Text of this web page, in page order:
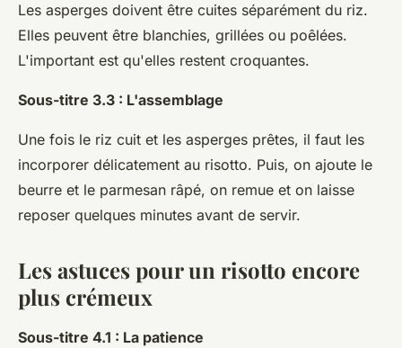
Les asperges doivent être cuites séparément du riz.
Elles peuvent être blanchies, grillées ou poêlées.
L'important est qu'elles restent croquantes.
Sous-titre 3.3 : L'assemblage
Une fois le riz cuit et les asperges prêtes, il faut les
incorporer délicatement au risotto. Puis, on ajoute le
beurre et le parmesan râpé, on remue et on laisse
reposer quelques minutes avant de servir.
Les astuces pour un risotto encore
plus crémeux
Sous-titre 4.1 : La patience